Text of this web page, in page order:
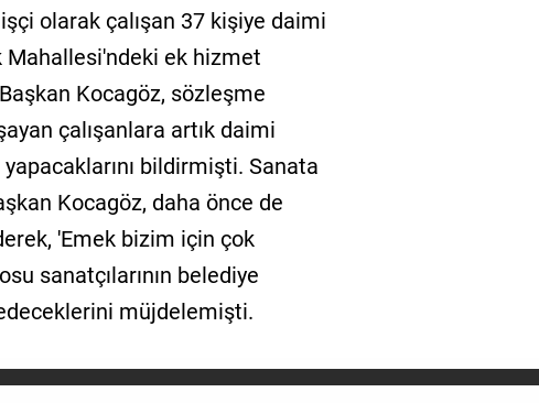
olarak çalışan 37 kişiye daimi
ek hizmet
Kocagöz, sözleşme
çalışanlara artık daimi
bildirmişti. Sanata
Kocagöz, daha önce de
'Emek bizim için çok
sanatçılarının belediye
müjdelemişti.